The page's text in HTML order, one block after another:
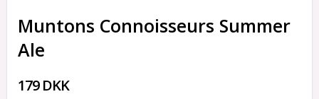
Muntons Connoisseurs Summer
Ale
179 DKK